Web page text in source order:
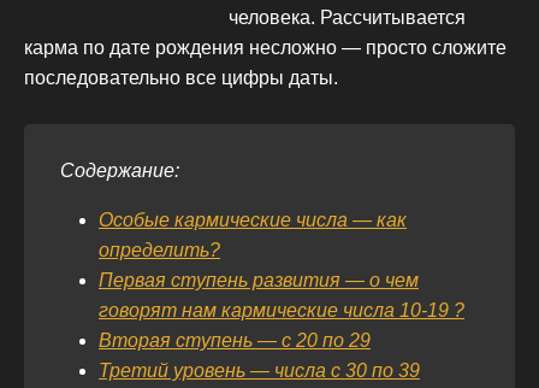
человека. Рассчитывается
карма по дате рождения несложно — просто сложите
последовательно все цифры даты.
Содержание:
Особые кармические числа — как
определить?
Первая ступень развития — о чем
говорят нам кармические числа 10-19 ?
Вторая ступень — с 20 по 29
Третий уровень — числа с 30 по 39